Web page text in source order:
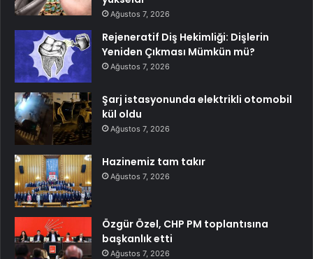
Ağustos 7, 2026
Rejeneratif Diş Hekimliği: Dişlerin
Yeniden Çıkması Mümkün mü?
Ağustos 7, 2026
Şarj istasyonunda elektrikli otomobil
kül oldu
Ağustos 7, 2026
Hazinemiz tam takır
Ağustos 7, 2026
Özgür Özel, CHP PM toplantısına
başkanlık etti
Ağustos 7, 2026